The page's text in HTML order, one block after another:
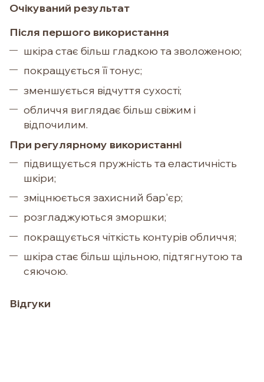
Очікуваний результат
Після першого використання
шкіра стає більш гладкою та зволоженою;
покращується її тонус;
зменшується відчуття сухості;
обличчя виглядає більш свіжим і
відпочилим.
При регулярному використанні
підвищується пружність та еластичність
шкіри;
зміцнюється захисний бар'єр;
розгладжуються зморшки;
покращується чіткість контурів обличчя;
шкіра стає більш щільною, підтягнутою та
сяючою.
Відгуки